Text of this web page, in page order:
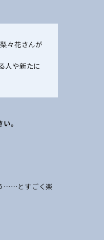
々花さんが
人や新たに
。
……とすごく楽